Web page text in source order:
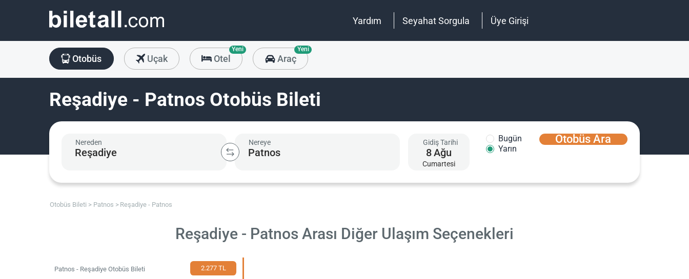
Yardım Seyahat Sorgula Üye Girişi
Otobüs Uçak Otel
Yeni
Araç
Yeni
Reşadiye - Patnos Otobüs Bileti
Nereden Nereye Gidiş Tarihi
8Ağu
Cumartesi
Bugün
Yarın
Otobüs Ara
Otobüs Bileti Patnos Reşadiye - Patnos
Reşadiye - Patnos Arası Diğer Ulaşım Seçenekleri
Patnos - Reşadiye Otobüs Bileti 2.277 TL